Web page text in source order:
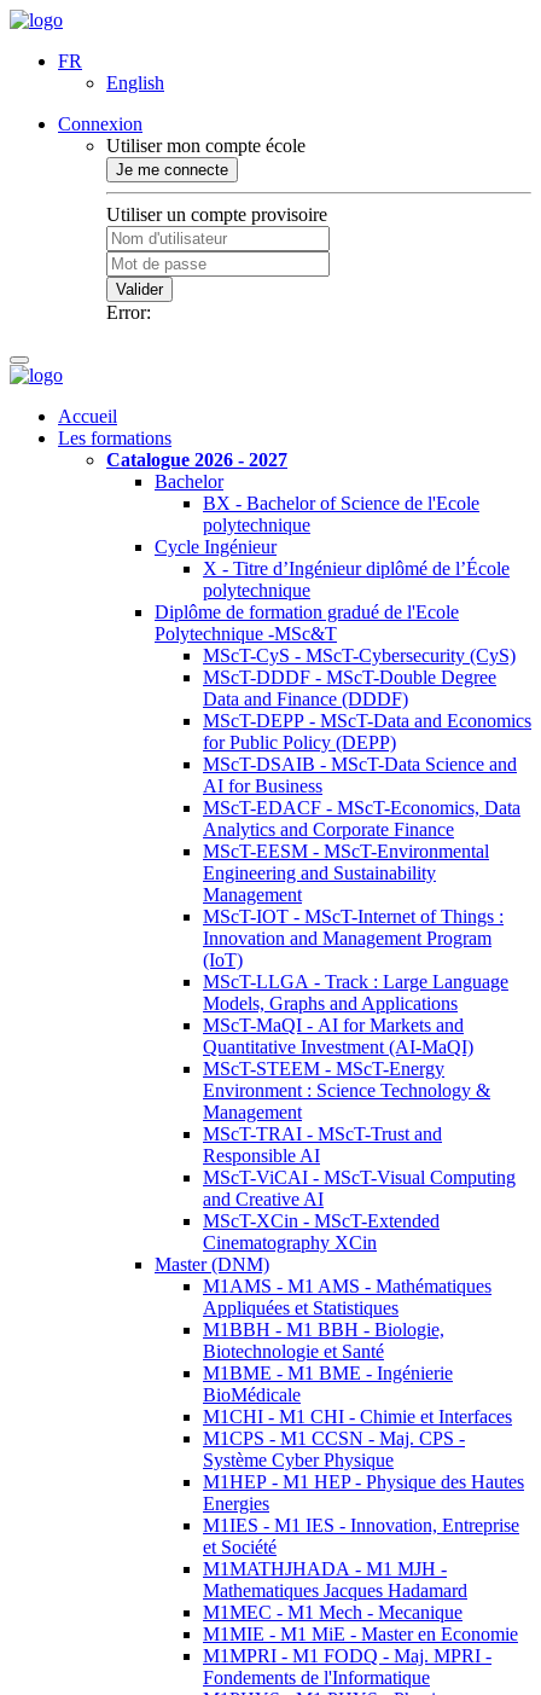
FR
English
Connexion
Utiliser mon compte école
Je me connecte
Utiliser un compte provisoire
Valider
Error:
Accueil
Les formations
Catalogue 2026 - 2027
Bachelor
BX - Bachelor of Science de l'Ecole
polytechnique
Cycle Ingénieur
X - Titre d’Ingénieur diplômé de l’École
polytechnique
Diplôme de formation gradué de l'Ecole
Polytechnique -MSc&T
MScT-CyS - MScT-Cybersecurity (CyS)
MScT-DDDF - MScT-Double Degree
Data and Finance (DDDF)
MScT-DEPP - MScT-Data and Economics
for Public Policy (DEPP)
MScT-DSAIB - MScT-Data Science and
AI for Business
MScT-EDACF - MScT-Economics, Data
Analytics and Corporate Finance
MScT-EESM - MScT-Environmental
Engineering and Sustainability
Management
MScT-IOT - MScT-Internet of Things :
Innovation and Management Program
(IoT)
MScT-LLGA - Track : Large Language
Models, Graphs and Applications
MScT-MaQI - AI for Markets and
Quantitative Investment (AI-MaQI)
MScT-STEEM - MScT-Energy
Environment : Science Technology &
Management
MScT-TRAI - MScT-Trust and
Responsible AI
MScT-ViCAI - MScT-Visual Computing
and Creative AI
MScT-XCin - MScT-Extended
Cinematography XCin
Master (DNM)
M1AMS - M1 AMS - Mathématiques
Appliquées et Statistiques
M1BBH - M1 BBH - Biologie,
Biotechnologie et Santé
M1BME - M1 BME - Ingénierie
BioMédicale
M1CHI - M1 CHI - Chimie et Interfaces
M1CPS - M1 CCSN - Maj. CPS -
Système Cyber Physique
M1HEP - M1 HEP - Physique des Hautes
Energies
M1IES - M1 IES - Innovation, Entreprise
et Société
M1MATHJHADA - M1 MJH -
Mathematiques Jacques Hadamard
M1MEC - M1 Mech - Mecanique
M1MIE - M1 MiE - Master en Economie
M1MPRI - M1 FODQ - Maj. MPRI -
Fondements de l'Informatique